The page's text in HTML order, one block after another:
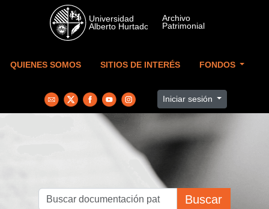
Skip to main content
QUIENES SOMOS SITIOS DE INTERÉS FONDOS
Iniciar sesión
Buscar